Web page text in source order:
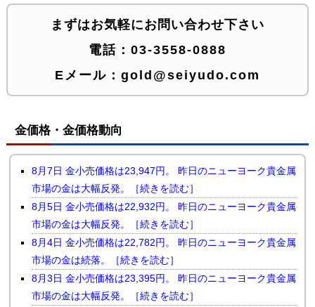
まずはお気軽にお問い合わせ下さい
電話： 03-3558-0888
Eメール： gold@seiyudo.com
金価格・金価格動向
8月7日 金小売価格は23,947円。 昨日のニューヨーク貴金属
市場の金は大幅反発。［続きを読む］
8月5日 金小売価格は22,932円。 昨日のニューヨーク貴金属
市場の金は大幅反発。［続きを読む］
8月4日 金小売価格は22,782円。 昨日のニューヨーク貴金属
市場の金は続落。［続きを読む］
8月3日 金小売価格は23,395円。 昨日のニューヨーク貴金属
市場の金は大幅反発。［続きを読む］